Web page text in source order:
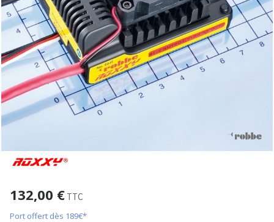
132,00 € TTC
Port offert dès 189€*